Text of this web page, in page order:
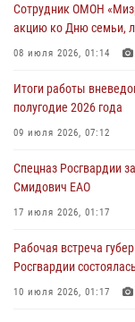
31 июля 2026, 01:48
Правила
30 июля 2026, 01:21
Росгвардейцы
29 июля 2026, 01:05
Сотрудник ОМОН
акцию ко Дню семьи,
08 июля 2026, 01:14
Итоги работы
полугодие 2026 года
09 июля 2026, 07:12
Спецназ Росгвардии
Смидович ЕАО
17 июля 2026, 01:17
Рабочая встреча
Росгвардии
10 июля 2026, 01:17